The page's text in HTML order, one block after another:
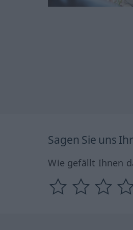
Sagen Sie uns
Wie gefällt Ihnen